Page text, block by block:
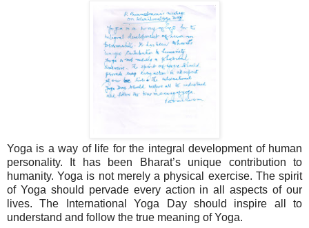
Yoga is a way of life for the integral development of human
personality. It has been Bharat’s unique contribution to
humanity. Yoga is not merely a physical exercise. The spirit
of Yoga should pervade every action in all aspects of our
lives. The International Yoga Day should inspire all to
understand and follow the true meaning of Yoga.